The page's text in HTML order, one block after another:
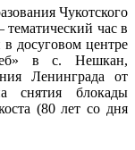
Чукотского
час в
досуговом центре
в с. Нешкан,
Ленинграда от
снятия блокады
(80 лет со дня